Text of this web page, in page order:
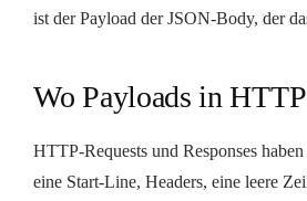
ist der Payload der JSON-Body, der
Wo Payloads in
HTTP-Requests und Responses
eine Start-Line, Headers, eine leere